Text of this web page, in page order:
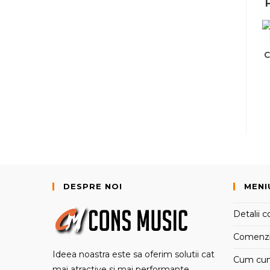
DESPRE NOI
Ideea noastra este sa oferim solutii cat
Detalii
Comenzi
Cum